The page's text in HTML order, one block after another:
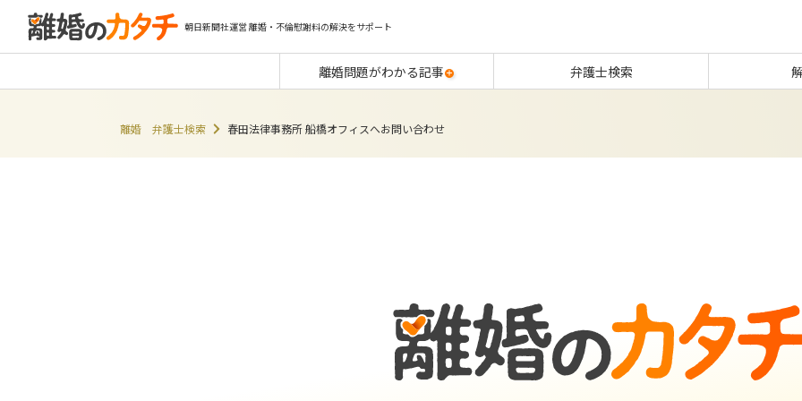
朝日新聞社運営 離婚・不倫慰謝料の解決をサポート
離婚問題がわかる記事 弁護士検索
離婚 弁護士検索 春田法律事務所 船橋オフィスへお問い合わせ